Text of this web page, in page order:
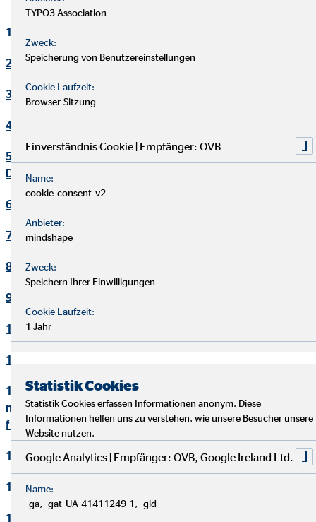
1. Verantwortlicher
2. Kontakt Datenschutzbeauftragter
3. Maßgebliche Rechtsgrundlagen
4. Sicherheitsmaßnahmen
5. Übermittlung und Offenbarung von personenbezogenen
Daten
6. Datenverarbeitung in Drittländern
7. Einsatz von Cookies
8. Kontaktaufnahme
9. Bereitstellung des Onlineangebotes und Webhosting
10. Bewerbungsverfahren
11. Online-Marketing
12. Informationen zum Datenschutz und rechtlich
notwendige Informationen beim Einsatz des Service "Zoom"
für Videokonferenzen
13. Löschung von Daten
14. Präsenzen in sozialen Netzwerken
15. Plugins und eingebettete Funktionen sowie Inhalte
TYPO3 Association
Zweck:
Speicherung von Benutzereinstellungen
Cookie Laufzeit:
Browser-Sitzung
Einverständnis Cookie | Empfänger: OVB
Name:
cookie_consent_v2
Anbieter:
mindshape
Zweck:
Speichern Ihrer Einwilligungen
Cookie Laufzeit:
1 Jahr
Statistik Cookies
Statistik Cookies erfassen Informationen anonym. Diese
Informationen helfen uns zu verstehen, wie unsere Besucher unsere
Website nutzen.
Google Analytics | Empfänger: OVB, Google Ireland Ltd.
Name:
_ga, _gat_UA-41411249-1, _gid